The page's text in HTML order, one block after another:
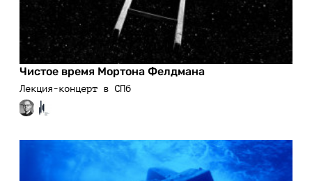
Чистое время Мортона Фелдмана
Лекция-концерт в СПб